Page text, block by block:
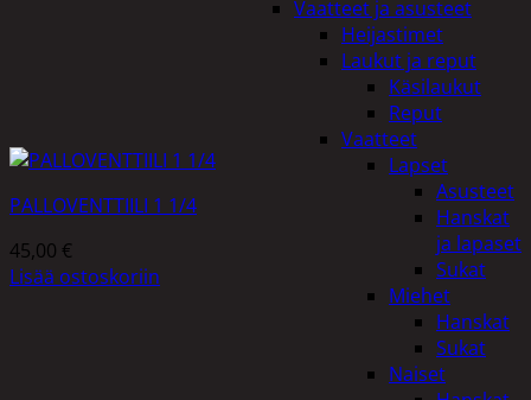
Vaatteet ja asusteet
Heijastimet
Laukut ja reput
Käsilaukut
Reput
Vaatteet
Lapset
Asusteet
Hanskat
ja lapaset
Sukat
Miehet
Hanskat
Sukat
Naiset
PALLOVENTTIILI 1 1/4
45,00 €
Lisää ostoskoriin